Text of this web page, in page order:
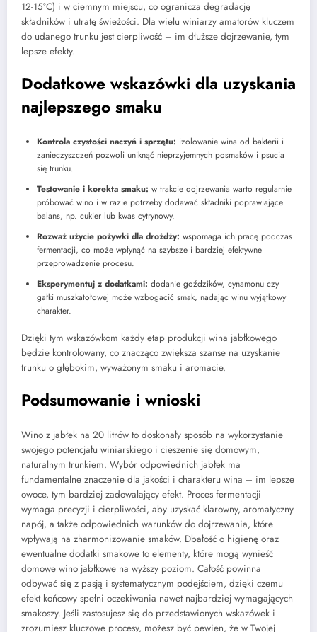
12-15°C) i w ciemnym miejscu, co ogranicza degradację
składników i utratę świeżości. Dla wielu winiarzy amatorów kluczem
do udanego trunku jest cierpliwość – im dłuższe dojrzewanie, tym
lepsze efekty.
Dodatkowe wskazówki dla uzyskania
najlepszego smaku
Kontrola czystości naczyń i sprzętu: izolowanie wina od bakterii i
zanieczyszczeń pozwoli uniknąć nieprzyjemnych posmaków i psucia
się trunku.
Testowanie i korekta smaku: w trakcie dojrzewania warto regularnie
próbować wino i w razie potrzeby dodawać składniki poprawiające
balans, np. cukier lub kwas cytrynowy.
Rozważ użycie pożywki dla drożdży: wspomaga ich pracę podczas
fermentacji, co może wpłynąć na szybsze i bardziej efektywne
przeprowadzenie procesu.
Eksperymentuj z dodatkami: dodanie goździków, cynamonu czy
gałki muszkatołowej może wzbogacić smak, nadając winu wyjątkowy
charakter.
Dzięki tym wskazówkom każdy etap produkcji wina jabłkowego
będzie kontrolowany, co znacząco zwiększa szanse na uzyskanie
trunku o głębokim, wyważonym smaku i aromacie.
Podsumowanie i wnioski
Wino z jabłek na 20 litrów to doskonały sposób na wykorzystanie
swojego potencjału winiarskiego i cieszenie się domowym,
naturalnym trunkiem. Wybór odpowiednich jabłek ma
fundamentalne znaczenie dla jakości i charakteru wina – im lepsze
owoce, tym bardziej zadowalający efekt. Proces fermentacji
wymaga precyzji i cierpliwości, aby uzyskać klarowny, aromatyczny
napój, a także odpowiednich warunków do dojrzewania, które
wpływają na zharmonizowanie smaków. Dbałość o higienę oraz
ewentualne dodatki smakowe to elementy, które mogą wynieść
domowe wino jabłkowe na wyższy poziom. Całość powinna
odbywać się z pasją i systematycznym podejściem, dzięki czemu
efekt końcowy spełni oczekiwania nawet najbardziej wymagających
smakoszy. Jeśli zastosujesz się do przedstawionych wskazówek i
zrozumiesz kluczowe procesy, możesz być pewien, że w Twojej